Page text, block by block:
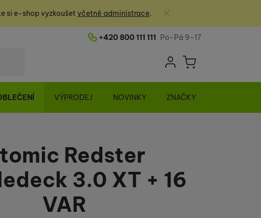
si e-shop vyzkoušet včetně administrace.
Zavřít
Telefonní číslo
+420 800 111 111 Po-Pá 9-17
Uživatelská
Přihlásit se
Košík
VÝPRODEJ NOVINKY ZNAČKY
Redster
3.0 XT + 16
VAR